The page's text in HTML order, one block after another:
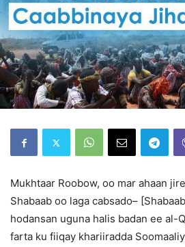
Mukhtaar Roobow, oo mar ahaan
Shabaab oo laga cabsado–
hodansan uguna halis badan ee al-
farta ku fiiqay khariiradda